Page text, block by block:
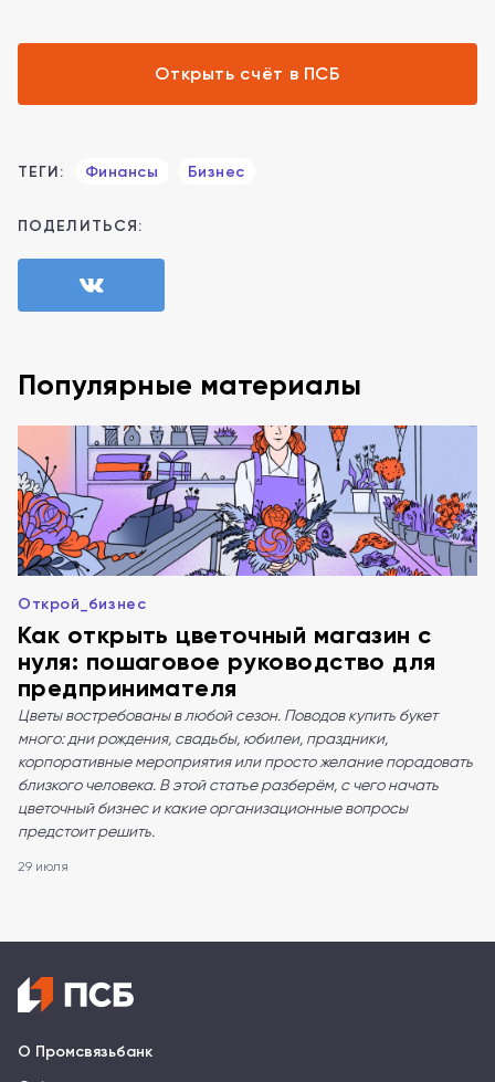
Открыть счёт в ПСБ
ТЕГИ: Финансы Бизнес
ПОДЕЛИТЬСЯ:
Популярные материалы
Открой_бизнес
Как открыть цветочный магазин с
нуля: пошаговое руководство для
предпринимателя
Цветы востребованы в любой сезон. Поводов купить букет
много: дни рождения, свадьбы, юбилеи, праздники,
корпоративные мероприятия или просто желание порадовать
близкого человека. В этой статье разберём, с чего начать
цветочный бизнес и какие организационные вопросы
предстоит решить.
29 июля
О Промсвязьбанк